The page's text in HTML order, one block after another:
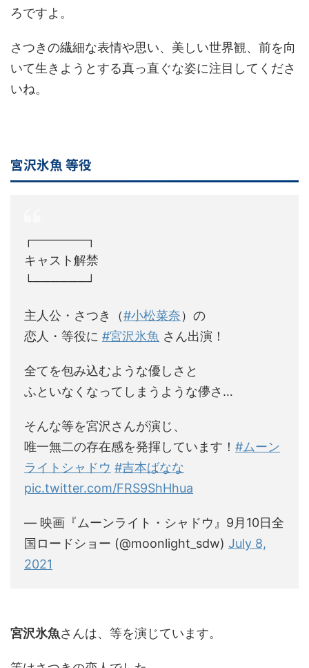
ろですよ。
さつきの繊細な表情や思い、美しい世界観、前を向
いて生きようとする真っ直ぐな姿に注目してくださ
いね。
宮沢氷魚 等役
┌──────┐
キャスト解禁
└──────┘
主人公・さつき（#小松菜奈）の
恋人・等役に #宮沢氷魚 さん出演！
全てを包み込むような優しさと
ふといなくなってしまうような儚さ…
そんな等を宮沢さんが演じ、
唯一無二の存在感を発揮しています！ #ムーン
ライトシャドウ #吉本ばなな
pic.twitter.com/FRS9ShHhua
— 映画『ムーンライト・シャドウ』9月10日全
国ロードショー (@moonlight_sdw) July 8,
2021
宮沢氷魚さんは、等を演じています。